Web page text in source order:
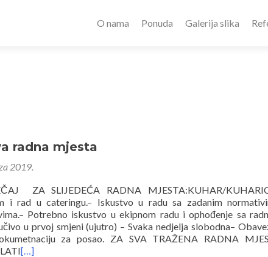
O nama Ponuda Galerija slika
radna mjesta
2019.
ZA SLIJEDEĆA RADNA MJESTA:KUHAR/
i rad u cateringu.– Iskustvo u radu sa zadanim
Potrebno iskustvo u ekipnom radu i ophođenje sa
u prvoj smjeni (ujutro) – Svaka nedjelja slobodna–
za posao. ZA SVA TRAŽENA RADNA
[…]